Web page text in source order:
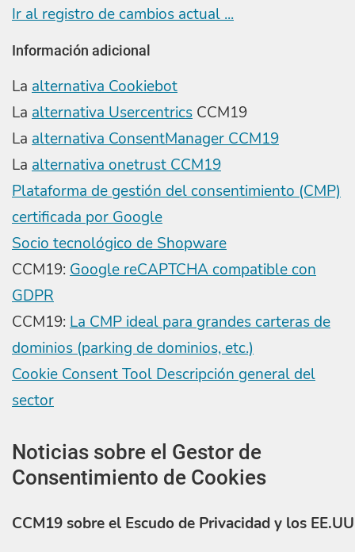
Ir al registro de cambios actual ...
Información adicional
La alternativa Cookiebot
La alternativa Usercentrics CCM19
La alternativa ConsentManager CCM19
La alternativa onetrust CCM19
Plataforma de gestión del consentimiento (CMP)
certificada por Google
Socio tecnológico de Shopware
CCM19: Google reCAPTCHA compatible con
GDPR
CCM19: La CMP ideal para grandes carteras de
dominios (parking de dominios, etc.)
Cookie Consent Tool Descripción general del
sector
Noticias sobre el Gestor de
Consentimiento de Cookies
CCM19 sobre el Escudo de Privacidad y los EE.UU